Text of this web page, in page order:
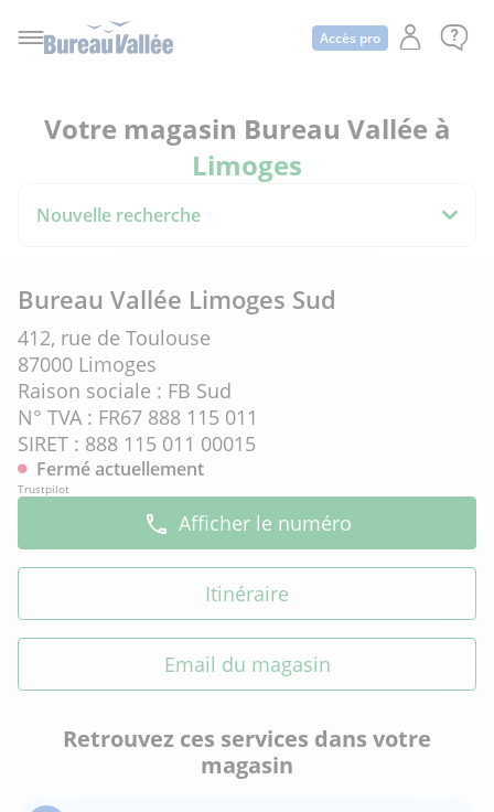
Accès pro
Votre magasin Bureau Vallée à
Limoges
Nouvelle recherche
Bureau Vallée Limoges Sud
412, rue de Toulouse
87000 Limoges
Raison sociale : FB Sud
N° TVA : FR67 888 115 011
SIRET : 888 115 011 00015
Fermé actuellement
Trustpilot
Afficher le numéro
Itinéraire
Email du magasin
Retrouvez ces services dans votre
magasin